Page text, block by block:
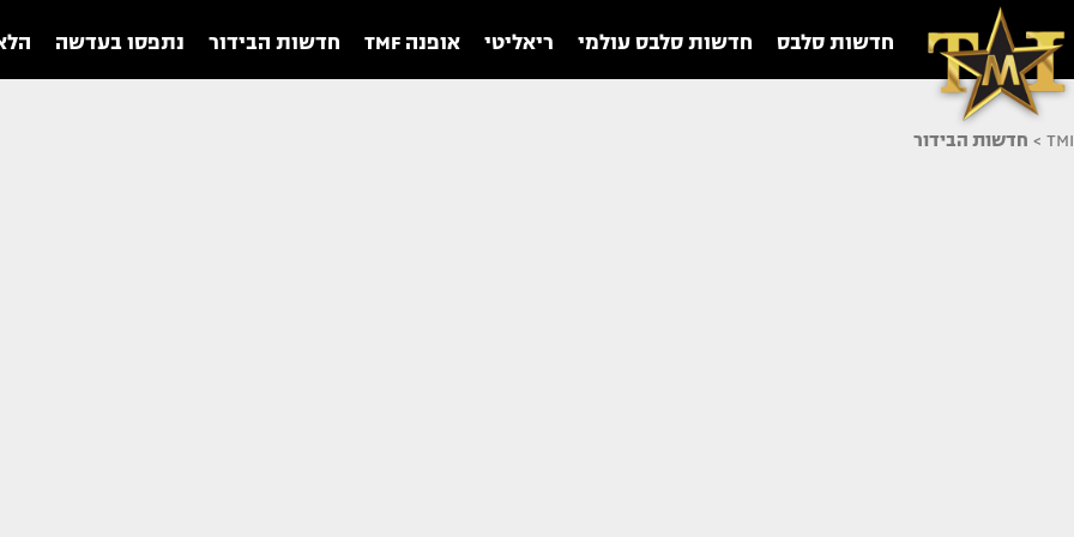
חדשות סלבס חדשות סלבס עולמי ריאליטי אופנה TMF חדשות הבידור נתפסו בעדשה
TMI
> חדשות הבידור